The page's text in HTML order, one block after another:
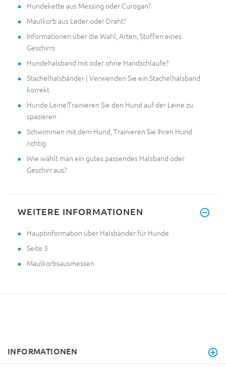
Hundekette aus Messing oder Curogan?
Maulkorb aus Leder oder Draht?
Informationen über die Wahl, Arten, Stoffen eines
Geschirrs
Hundehalsband mit oder ohne Handschlaufe?
Stachelhalsbänder | Verwenden Sie ein Stachelhalsband
korrekt
Hunde Leine:Trainieren Sie den Hund auf der Leine zu
spazieren
Schwimmen mit dem Hund, Trainieren Sie Ihren Hund
richtig
Wie wählt man ein gutes passendes Halsband oder
Geschirr aus?
WEITERE INFORMATIONEN
Hauptinformation über Halsbänder für Hunde
Seite 3
Maulkorbsausmessen
INFORMATIONEN